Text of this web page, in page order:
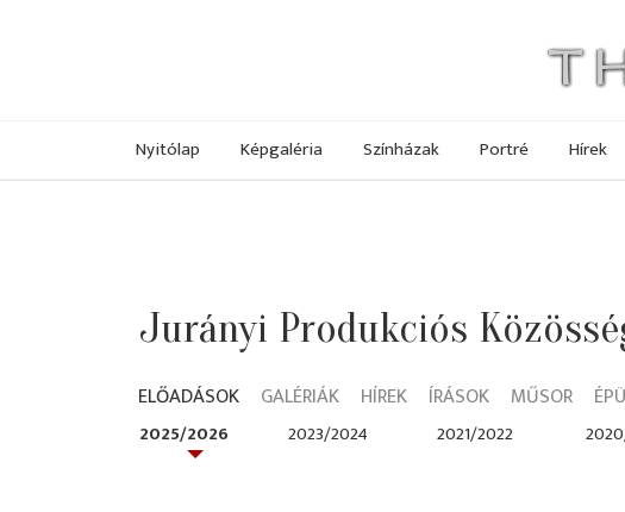
Nyitólap Képgaléria Színházak Portré Hírek
Jurányi Produkciós
ELŐADÁSOK GALÉRIÁK HÍREK ÍRÁSOK MŰSOR
2025/2026 2023/2024 2021/2022